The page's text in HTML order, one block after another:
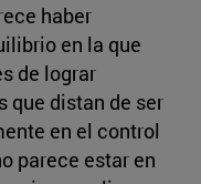
haber
en la que
de lograr
que distan de ser
en el control
parece estar en